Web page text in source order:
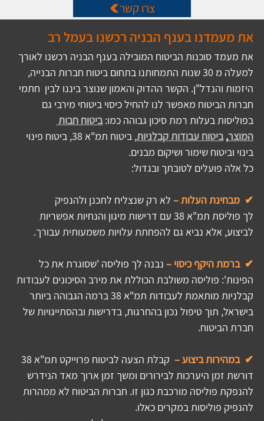
צרו קשר
את מעמדנו בענף הבניה רכשנו בעמל רב
את מעמד סוכנות הביטוח המובילה בענף הבניה רכשנו לאורך
למעלה מ 30 שנות התמחותנו בתחום ביטוח חברות הבנייה,
היזמות והנדל"ן. הקשר ההדוק והאמון שנוצר ביננו לבין  חתמי
חברות הביטוח מאפשר לנו להחיל כיסוי ביטוחי מירבי גם
בפוליסות בעלות רמת סיכון גבוהה כמו: ביטוח חבות
המוצר, ביטוח עבודות קבלניות
, ביטוח תמ"א 38, ביטוח פינוי
בינוי וביטוח שימור ושיקום מבנים.
כל אלה פועלים לטובתך ובגדול:
✔  מבחינת העלות – לא רק שנצליח לתכנן ולהנפיק
לך פוליסת תמ"א 38 עם דרישות מיגון והנחיות אפשריות
לביצוע, אלא נביא גם להפחתת עלויות משמעותית עבורך.
✔  ברמת היקף כיסוי – נבנה לך פוליסה 'שסוגרת את כל
הפינות': פוליסה משולבת הכוללת את מירב הסיכונים לעבודות
קבלניות מותאמת לעבודות תמ"א 38 ברמה הגבוהה ביותר
בישראל, תוך טיפול נכון בהחרגות, בדרישות ובהסתייגויות של
חברת הביטוח.
✔  במהירות ביצוע –
קבלת הצעה לביטוח פרוייקט תמ"א 38
דורשת זמן היערכות לבירורים ומשך זמן ארוך מאד הנידרש
להנפקת פוליסה מורכבת כגון זו. חברות הביטוח לא ממהרות
להנפיק פוליסות במקרים כאלו.